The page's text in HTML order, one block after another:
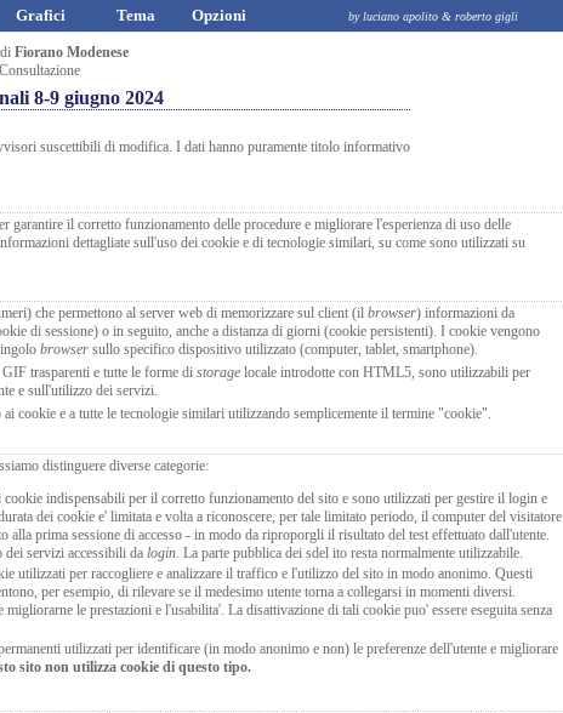
Grafici Tema Opzioni by luciano apolito & roberto gigli
Fiorano Modenese
8-9 giugno 2024
suscettibili di modifica. I dati hanno puramente titolo informativo
garantire il corretto funzionamento delle procedure e migliorare l'esperienza di uso delle
dettagliate sull'uso dei cookie e di tecnologie similari, su come sono utilizzati su
che permettono al server web di memorizzare sul client (il browser) informazioni da
di sessione) o in seguito, anche a distanza di giorni (cookie persistenti). I cookie vengono
browser sullo specifico dispositivo utilizzato (computer, tablet, smartphone).
trasparenti e tutte le forme di storage locale introdotte con HTML5, sono utilizzabili per
e sull'utilizzo dei servizi.
cookie e a tutte le tecnologie similari utilizzando semplicemente il termine "cookie".
distinguere diverse categorie:
cookie indispensabili per il corretto funzionamento del sito e sono utilizzati per gestire il login e
dei cookie e' limitata e volta a riconoscere, per tale limitato periodo, il computer del visitatore
alla prima sessione di accesso - in modo da riproporgli il risultato del test effettuato dall'utente.
servizi accessibili da login. La parte pubblica dei sdel ito resta normalmente utilizzabile.
utilizzati per raccogliere e analizzare il traffico e l'utilizzo del sito in modo anonimo. Questi
per esempio, di rilevare se il medesimo utente torna a collegarsi in momenti diversi.
le prestazioni e l'usabilita'. La disattivazione di tali cookie puo' essere eseguita senza
utilizzati per identificare (in modo anonimo e non) le preferenze dell'utente e migliorare
sito non utilizza cookie di questo tipo.